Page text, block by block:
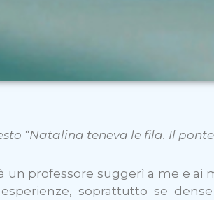
“Natalina teneva le fila. Il
un professore suggerì a me e
soprattutto se